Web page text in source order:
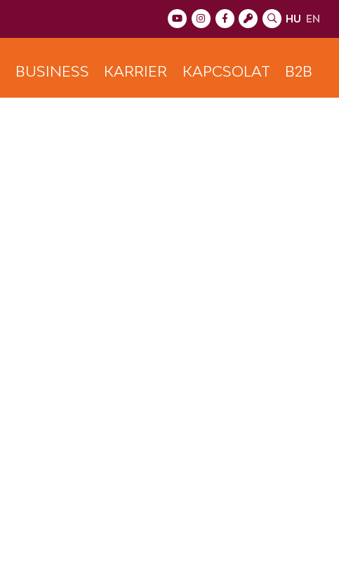
HU EN
BUSINESS KARRIER KAPCSOLAT B2B